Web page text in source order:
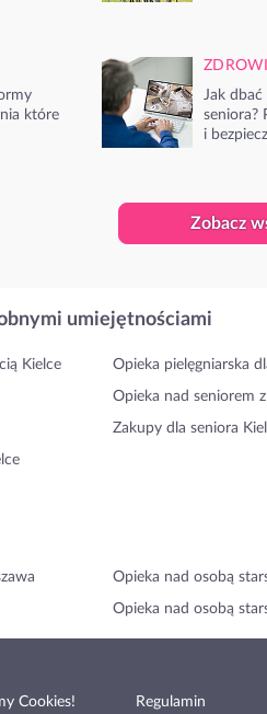
które
Jak
seniora?
i
Zobacz
umiejętnościami
Kielce Opieka pielęgniarska
Opieka nad seniorem
Zakupy dla seniora
Opieka nad osobą
Opieka nad osobą
Cookies! Regulamin